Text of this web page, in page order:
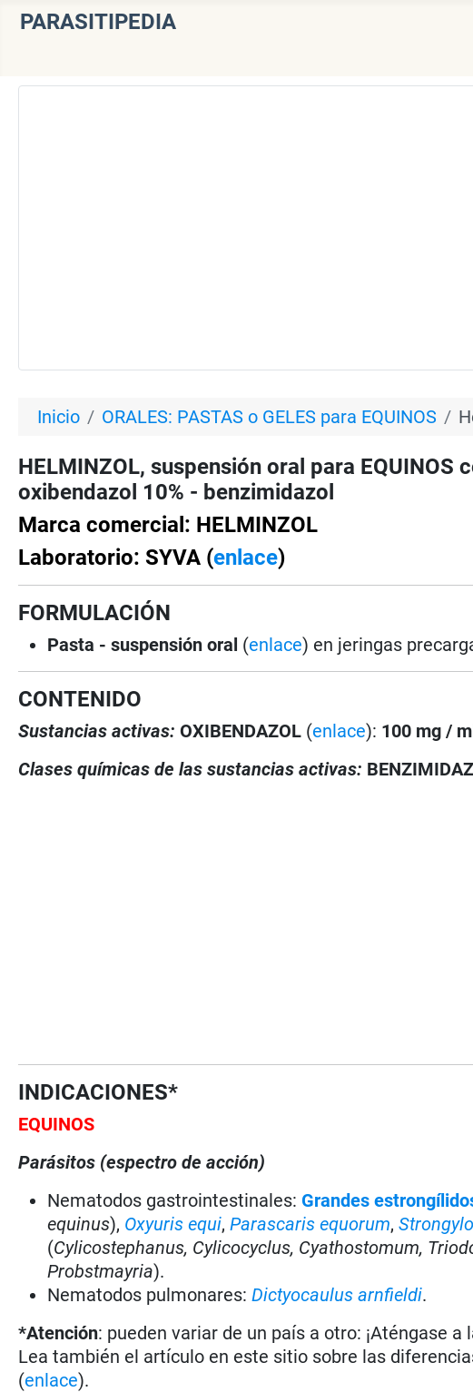
PARASITIPEDIA
Inicio ORALES: PASTAS o GELES para EQUINOS
HELMINZOL, suspensión oral para
oxibendazol 10% - benzimidazol
Marca comercial: HELMINZOL
Laboratorio: SYVA (enlace)
FORMULACIÓN
Pasta - suspensión oral (enlace) en jeringas
CONTENIDO
Sustancias activas:OXIBENDAZOL (enlace): 100 mg /
Clases químicas de las sustancias activas:
INDICACIONES*
EQUINOS
Parásitos (espectro de acción)
Nematodos gastrointestinales: Grandes
equinus), Oxyuris equi,Parascaris equorum,
(Cylicostephanus, Cylicocyclus, Cyathostomum,
Probstmayria).
Nematodos pulmonares:Dictyocaulus arnfieldi.
*Atención: pueden variar de un país a otro: ¡Aténgase a
Lea también el artículo en este sitio sobre las
(enlace).